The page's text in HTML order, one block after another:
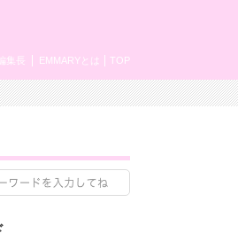
TOP
EMMARYとは
集長